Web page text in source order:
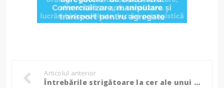
Articolul anterior
Întrebările strigătoare la cer ale unui botoșănean care și-a înmormântat copilul: ”De ce a trecut fiul nostru prin 3 spitale?” / ”Câți copii mai trebuie să sufere?”